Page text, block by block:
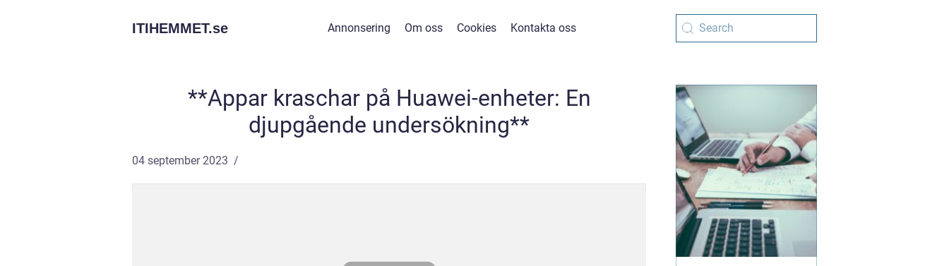
ITIHEMMET.se Annonsering Om oss Cookies Kontakta oss
**Appar kraschar på Huawei-enheter: En
djupgående undersökning**
04 september 2023